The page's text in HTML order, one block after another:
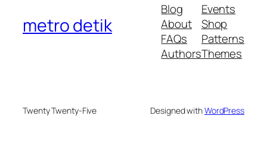
metro detik
Blog
About
FAQs
Authors
Events
Shop
Patterns
Themes
Twenty Twenty-Five Designed withWordPress